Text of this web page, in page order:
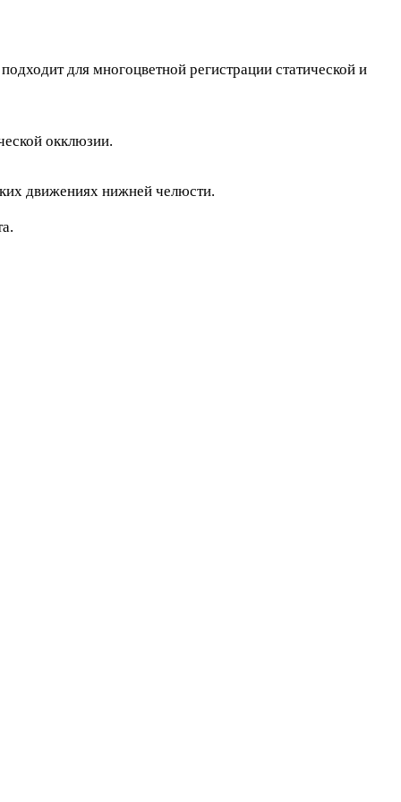
для многоцветной регистрации статической и
окклюзии.
движениях нижней челюсти.